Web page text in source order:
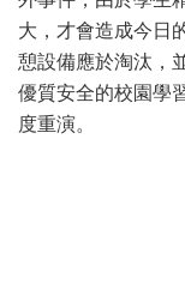
大，才會造成今日
憩設備應於淘汰，
優質安全的校園學
度重演。